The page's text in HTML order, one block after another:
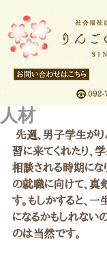
人材
習に来てくれたり、
相談される時期にな
の就職に向けて、真
す。もしかすると、
になるかもしれない
のは当然です。